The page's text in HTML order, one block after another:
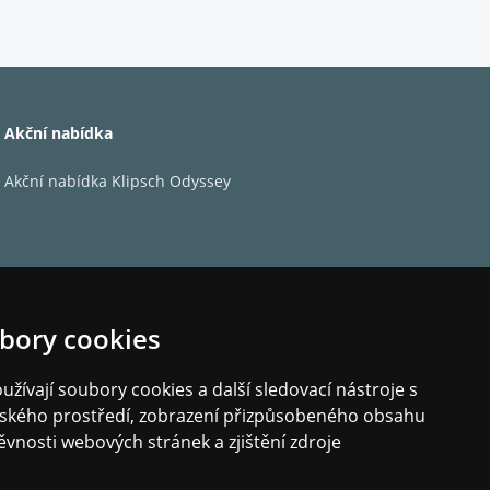
cookies
soubory cookies a další sledovací nástroje s
prostředí, zobrazení přizpůsobeného obsahu
webových stránek a zjištění zdroje
Akční nabídka
Akční nabídka Klipsch Odyssey